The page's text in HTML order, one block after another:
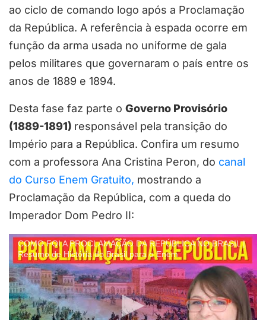
ao ciclo de comando logo após a Proclamação
da República. A referência à espada ocorre em
função da arma usada no uniforme de gala
pelos militares que governaram o país entre os
anos de 1889 e 1894.
Desta fase faz parte o Governo Provisório
(1889-1891) responsável pela transição do
Império para a República. Confira um resumo
com a professora Ana Cristina Peron, do canal
do Curso Enem Gratuito, mostrando a
Proclamação da República, com a queda do
Imperador Dom Pedro II:
COMO FOI A PROCLAMAÇÃO DA REPÚBLICA NO BRASIL |
Resumo de História do Brasil para o Enem